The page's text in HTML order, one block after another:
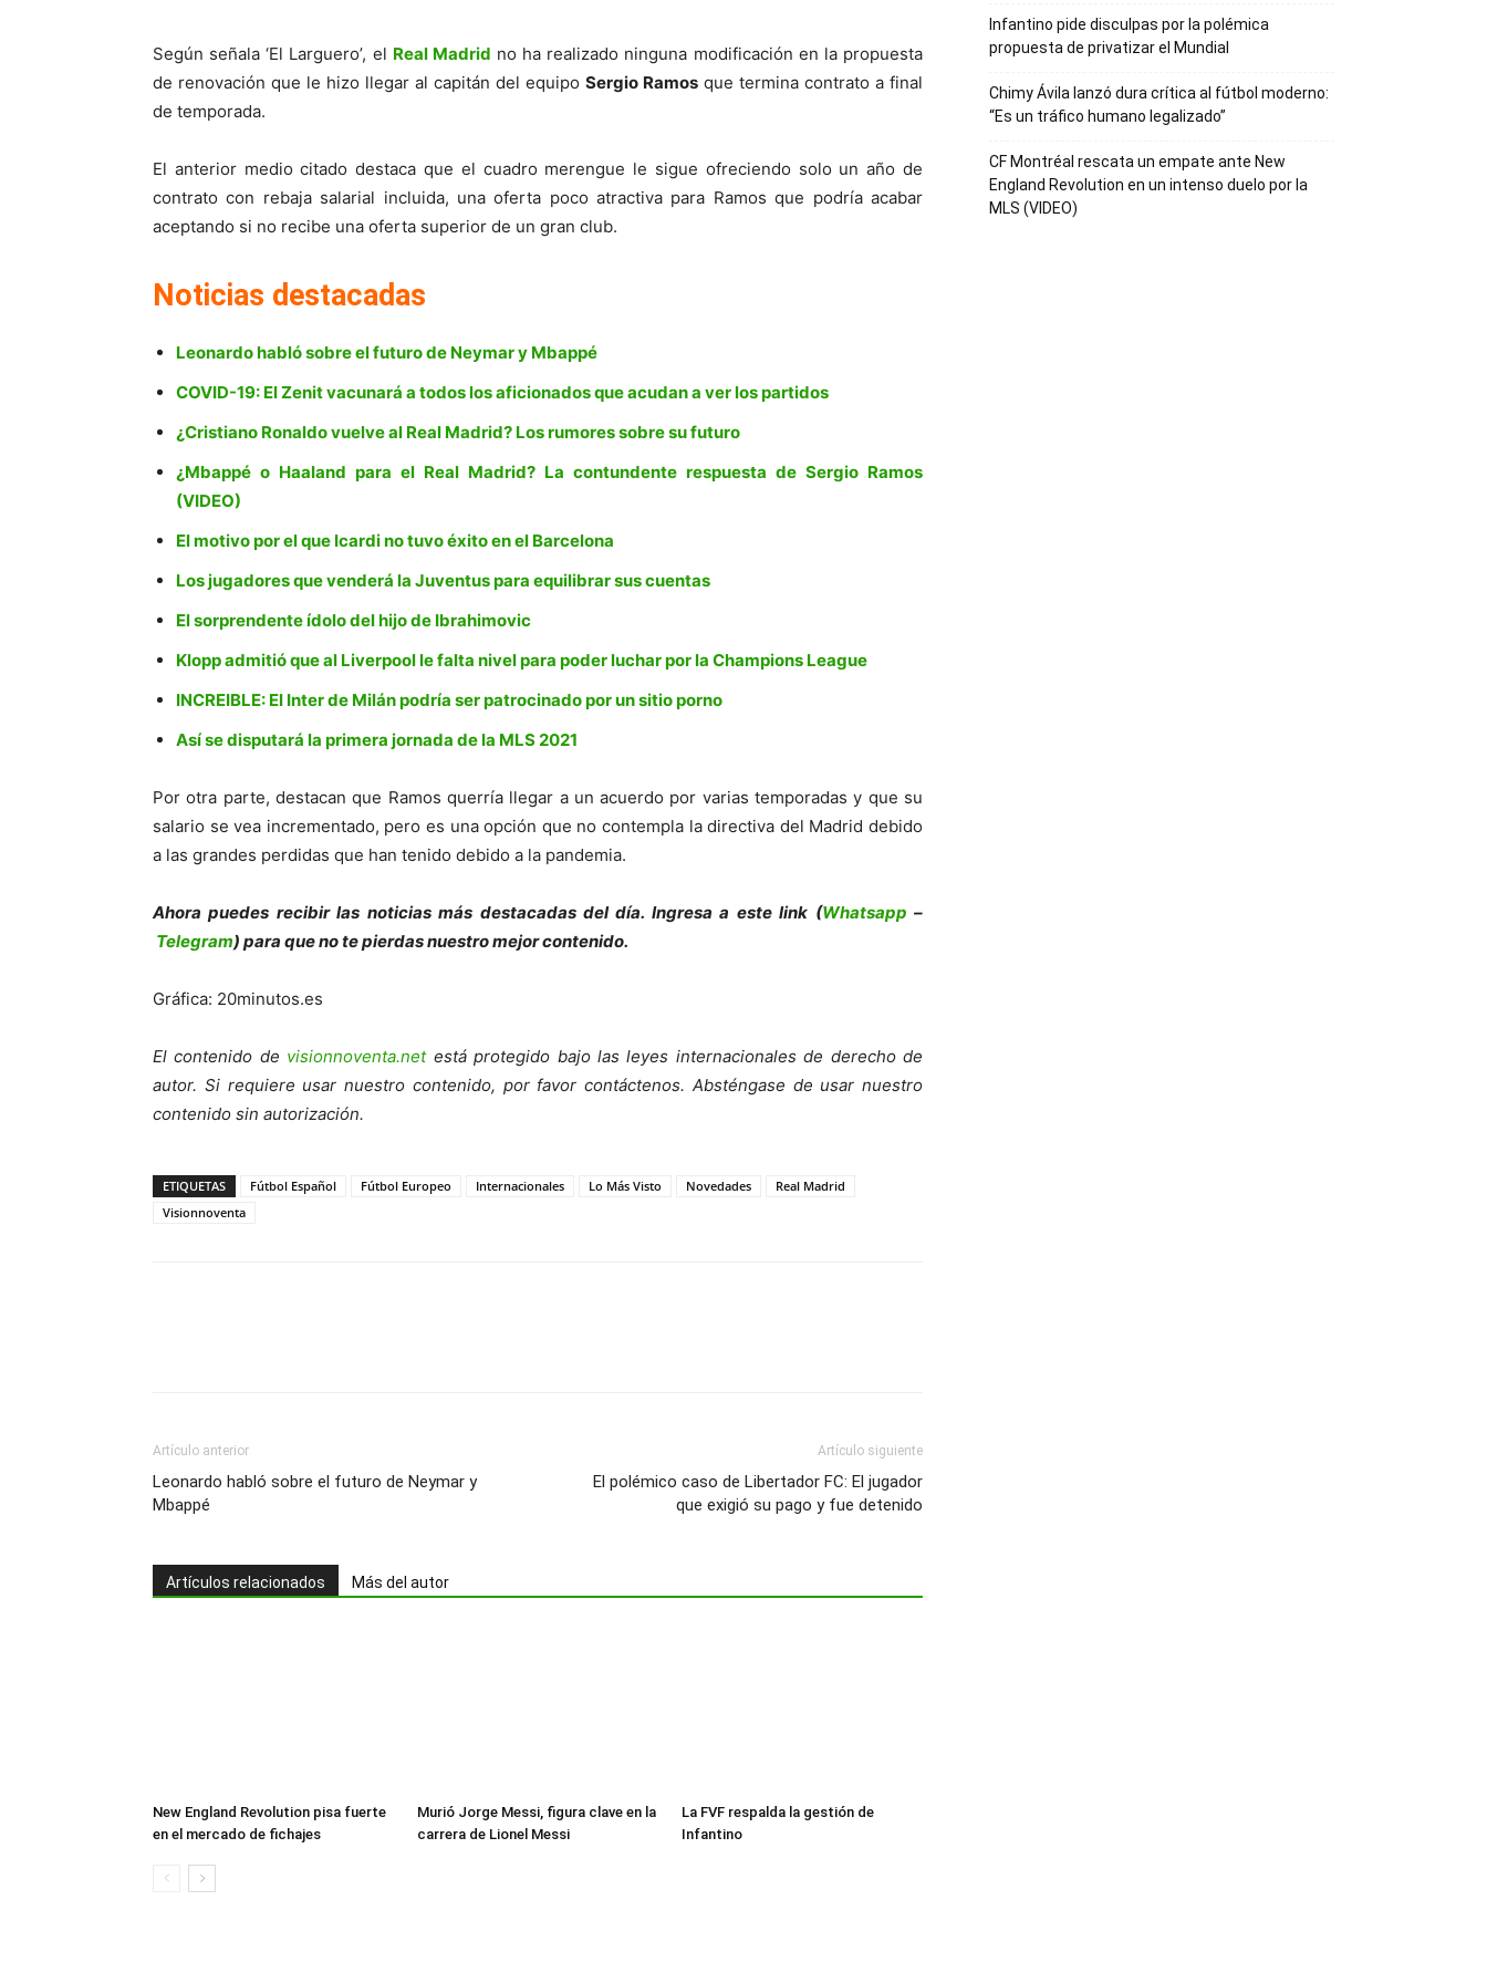
Según señala ‘El Larguero’, el Real Madrid no ha realizado ninguna modificación en la propuesta
de renovación que le hizo llegar al capitán del equipo Sergio Ramos que termina contrato a final
de temporada.
El anterior medio citado destaca que el cuadro merengue le sigue ofreciendo solo un año de
contrato con rebaja salarial incluida, una oferta poco atractiva para Ramos que podría acabar
aceptando si no recibe una oferta superior de un gran club.
Noticias destacadas
Leonardo habló sobre el futuro de Neymar y Mbappé
COVID-19: El Zenit vacunará a todos los aficionados que acudan a ver los partidos
¿Cristiano Ronaldo vuelve al Real Madrid? Los rumores sobre su futuro
¿Mbappé o Haaland para el Real Madrid? La contundente respuesta de Sergio Ramos
(VIDEO)
El motivo por el que Icardi no tuvo éxito en el Barcelona
Los jugadores que venderá la Juventus para equilibrar sus cuentas
El sorprendente ídolo del hijo de Ibrahimovic
Klopp admitió que al Liverpool le falta nivel para poder luchar por la Champions League
INCREIBLE: El Inter de Milán podría ser patrocinado por un sitio porno
Así se disputará la primera jornada de la MLS 2021
Por otra parte, destacan que Ramos querría llegar a un acuerdo por varias temporadas y que su
salario se vea incrementado, pero es una opción que no contempla la directiva del Madrid debido
a las grandes perdidas que han tenido debido a la pandemia.
Ahora puedes recibir las noticias más destacadas del día. Ingresa a este link (Whatsapp –
Telegram) para que no te pierdas nuestro mejor contenido.
Gráfica: 20minutos.es
El contenido de visionnoventa.netestá protegido bajo las leyes internacionales de derecho de
autor. Si requiere usar nuestro contenido, por favor contáctenos. Absténgase de usar nuestro
contenido sin autorización.
ETIQUETAS Fútbol Español Fútbol Europeo Internacionales Lo Más Visto Novedades
Real Madrid
Visionnoventa
Artículo anterior
Leonardo habló sobre el futuro de Neymar y
Mbappé
Artículo siguiente
El polémico caso de Libertador FC: El jugador
que exigió su pago y fue detenido
Artículos relacionados Más del autor
New England Revolution pisa fuerte
en el mercado de fichajes
Murió Jorge Messi, figura clave en la
carrera de Lionel Messi
La FVF respalda la gestión de
Infantino
Infantino pide disculpas por la polémica
propuesta de privatizar el Mundial
Chimy Ávila lanzó dura crítica al fútbol moderno:
“Es un tráfico humano legalizado”
CF Montréal rescata un empate ante New
England Revolution en un intenso duelo por la
MLS (VIDEO)